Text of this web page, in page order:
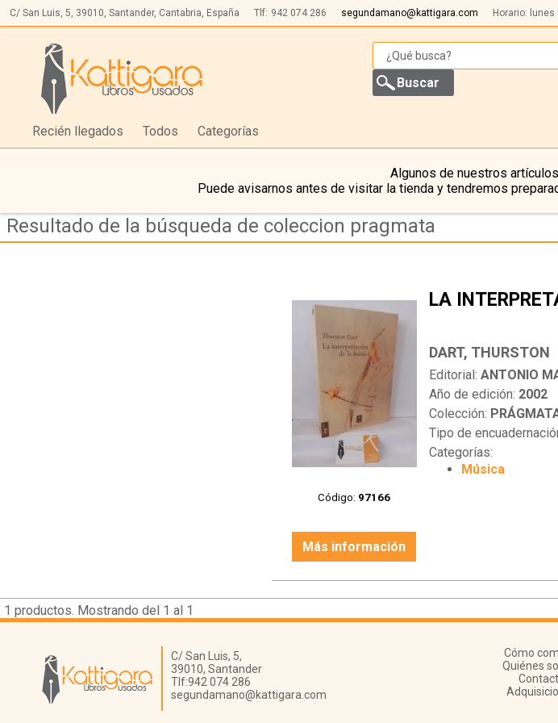
C/ San Luis, 5, 39010, Santander, Cantabria, España Tlf: 942 074 286 segundamano@kattigara.com Horario: lunes
Recién llegados Todos Categorías
Algunos de nuestros
Puede avisarnos antes de visitar la tienda y tendremos
Resultado de la búsqueda de coleccion pragmata
Código: 97166
LA
DART, THURSTON
Editorial: ANTONIO
Año de edición: 2002
Colección:
Tipo de
Categorías:
Música
Más información
1 productos. Mostrando del 1 al 1
Librería Kattigara
C/ San Luis, 5,
39010, Santander
Tlf:942 074 286
segundamano@kattigara.com
Cómo
Quiénes